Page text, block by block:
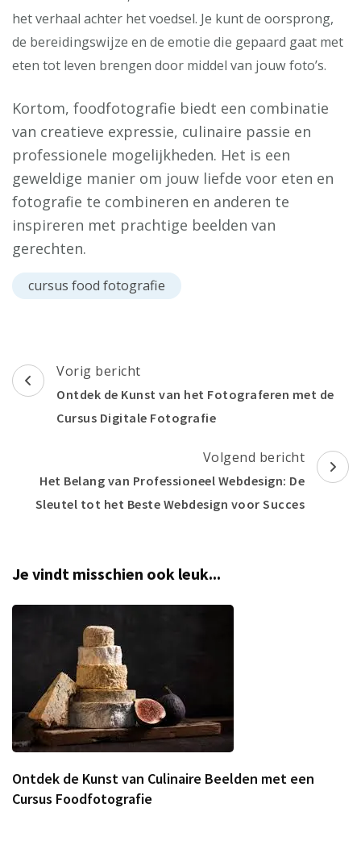
het verhaal achter het voedsel. Je kunt de oorsprong,
de bereidingswijze en de emotie die gepaard gaat met
eten tot leven brengen door middel van jouw foto’s.
Kortom, foodfotografie biedt een combinatie
van creatieve expressie, culinaire passie en
professionele mogelijkheden. Het is een
geweldige manier om jouw liefde voor eten en
fotografie te combineren en anderen te
inspireren met prachtige beelden van
gerechten.
cursus food fotografie
Berichtnavigatie
Vorig bericht
Ontdek de Kunst van het Fotograferen met de
Cursus Digitale Fotografie
Volgend bericht
Het Belang van Professioneel Webdesign: De
Sleutel tot het Beste Webdesign voor Succes
Je vindt misschien ook leuk...
Ontdek de Kunst van Culinaire Beelden met een
Cursus Foodfotografie